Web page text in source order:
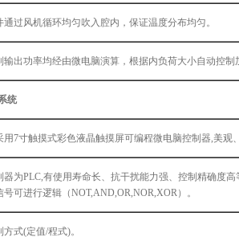
通过风机循环均匀吹入腔内，保证温度分布均匀。
输出功率均经由微电脑演算，根据内负荷大小自动控
统
用7寸触摸式彩色液晶触摸屏可编程微电脑控制器,美观
器为PLC,有使用寿命长、抗干扰能力强、控制精确度
号可进行逻辑（NOT,AND,OR,NOR,XOR）。
方式(定值/程式)。